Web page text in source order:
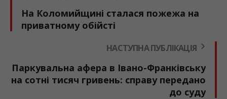
На Коломийщині сталася пожежа на
приватному обійсті
НАСТУПНА ПУБЛІКАЦІЯ
Паркувальна афера в Івано-Франківську
на сотні тисяч гривень: справу передано
до суду